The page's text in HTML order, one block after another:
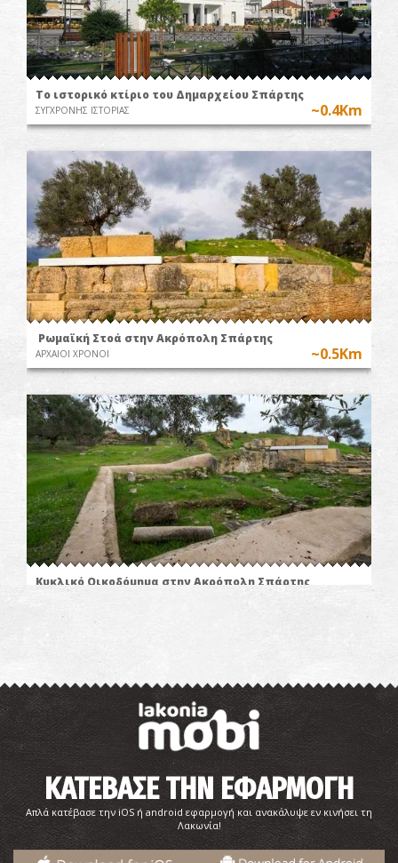
Το ιστορικό κτίριο του Δημαρχείου Σπάρτης
ΣΥΓΧΡΟΝΗΣ ΙΣΤΟΡΙΑΣ ~0.4Km
Ρωμαϊκή Στοά στην Ακρόπολη Σπάρτης
ΑΡΧΑΙΟΙ ΧΡΟΝΟΙ ~0.5Km
Κυκλικό Οικοδόμημα στην Ακρόπολη Σπάρτης
Βυζαντινός ναός στα δυτικά του Κυκλικού
Οικοδομήματος στην Ακρόπολη Σπάρτης
ΒΥΖΑΝΤΙΟ ~0.5Km
ΚΑΤΕΒΑΣΕ ΤΗΝ ΕΦΑΡΜΟΓΗ
Απλά κατέβασε την iOS ή android εφαρμογή και ανακάλυψε εν κινήσει τη
Λακωνία!